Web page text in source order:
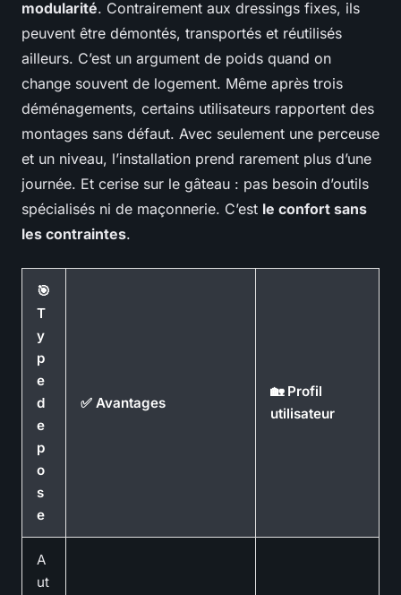
modularité. Contrairement aux dressings fixes, ils
peuvent être démontés, transportés et réutilisés
ailleurs. C’est un argument de poids quand on
change souvent de logement. Même après trois
déménagements, certains utilisateurs rapportent des
montages sans défaut. Avec seulement une perceuse
et un niveau, l’installation prend rarement plus d’une
journée. Et cerise sur le gâteau : pas besoin d’outils
spécialisés ni de maçonnerie. C’est le confort sans
les contraintes.
🎯
T
y
p
e
d
e
p
o
s
e
✅ Avantages
🏡 Profil
utilisateur
A
ut